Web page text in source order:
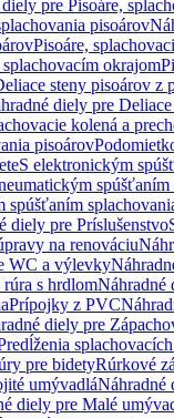
pre Pisoáre,
pisoárov
Pisoáre,
okrajom
steny pisoárov z
diely pre
kolená a
pisoárov
S elektronickým
spúšťaním
diely pre Príslušenstvo
na renováciu
WC a výlevky
rúra s hrdlomNáhradné
Prípojky z PVC
diely pre
pre bidetyRúrkové
umývadláNáhradné
diely pre Malé